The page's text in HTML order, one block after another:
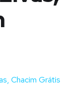
Chacim Grátis